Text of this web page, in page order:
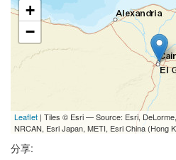
+
−
Leaflet | Tiles © Esri — Source: Esri,
NRCAN, Esri Japan, METI, Esri China (Hong
分享: